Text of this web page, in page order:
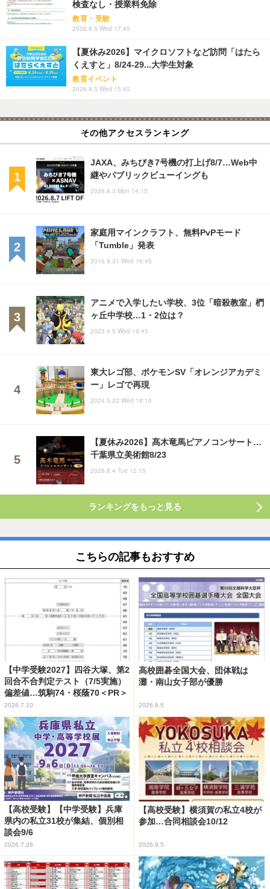
検査なし・授業料免除
教育・受験
2026.8.5 Wed 17:45
【夏休み2026】マイクロソフトなど訪問「はたら
くえすと」8/24-29...大学生対象
教育イベント
2026.8.5 Wed 15:45
その他アクセスランキング
JAXA、みちびき7号機の打上げ8/7…Web中
継やパブリックビューイングも
2026.8.3 Mon 14:15
家庭用マインクラフト、無料PvPモード
「Tumble」発表
2016.8.31 Wed 16:45
アニメで入学したい学校、3位「暗殺教室」椚
ヶ丘中学校…1・2位は？
2023.4.5 Wed 19:45
東大レゴ部、ポケモンSV「オレンジアカデミ
ー」レゴで再現
2024.5.22 Wed 18:15
【夏休み2026】髙木竜馬ピアノコンサート…
千葉県立美術館8/23
2026.8.4 Tue 12:15
ランキングをもっと見る
こちらの記事もおすすめ
【中学受験2027】四谷大塚、第2
回合不合判定テスト（7/5実施）
偏差値…筑駒74・桜蔭70＜PR＞
2026.7.10
高校囲碁全国大会、団体戦は
灘・南山女子部が優勝
2026.8.5
【高校受験】【中学受験】兵庫
県内の私立31校が集結、個別相
談会9/6
2026.7.28
【高校受験】横須賀の私立4校が
参加…合同相談会10/12
2026.8.5